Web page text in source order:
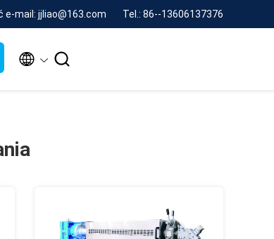
e-mail: jjliao@163.com Tel.: 86--13606137376
 